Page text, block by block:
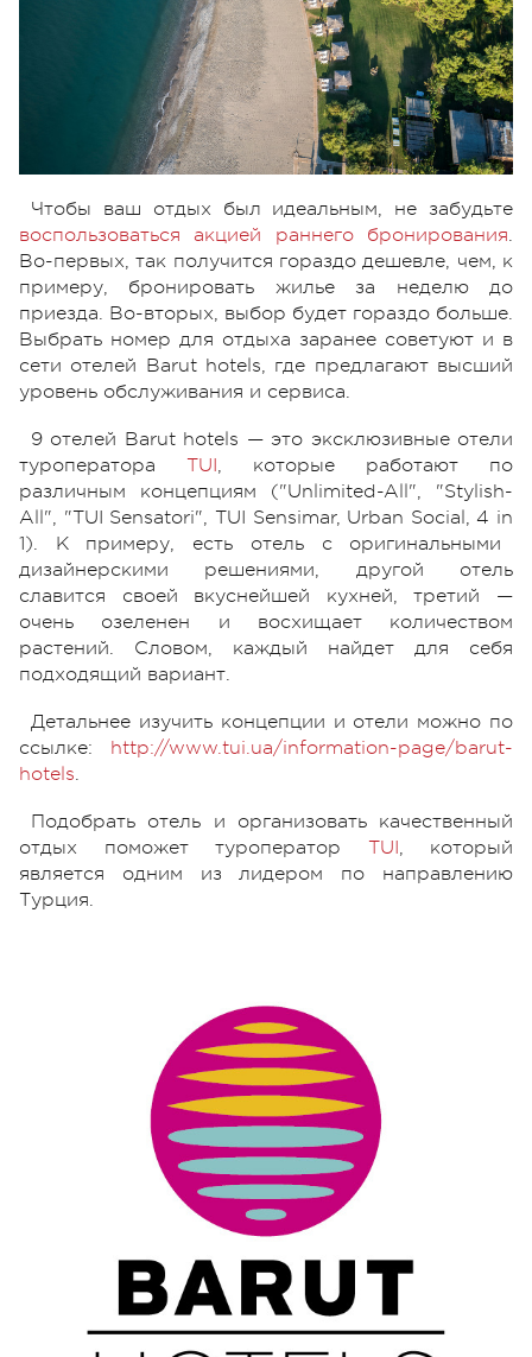
Чтобы ваш отдых был идеальным, не забудьте
воспользоваться акцией раннего бронирования.
Во-первых, так получится гораздо дешевле, чем, к
примеру, бронировать жилье за неделю до
приезда. Во-вторых, выбор будет гораздо больше.
Выбрать номер для отдыха заранее советуют и в
сети отелей Barut hotels, где предлагают высший
уровень обслуживания и сервиса.
9 отелей Barut hotels — это эксклюзивные отели
туроператора TUI, которые работают по
различным концепциям ("Unlimited-All", "Stylish-
All", "TUI Sensatori", TUI Sensimar, Urban Social,4 in
1). К примеру, есть отель с оригинальными
дизайнерскими решениями, другой отель
славится своей вкуснейшей кухней, третий —
очень озеленен и восхищает количеством
растений. Словом, каждый найдет для себя
подходящий вариант.
Детальнее изучить концепции и отели можно по
ссылке: http://www.tui.ua/information-page/barut-
hotels.
Подобрать отель и организовать качественный
отдых поможет туроператор TUI,
который
является одним из лидером по направлению
Турция.